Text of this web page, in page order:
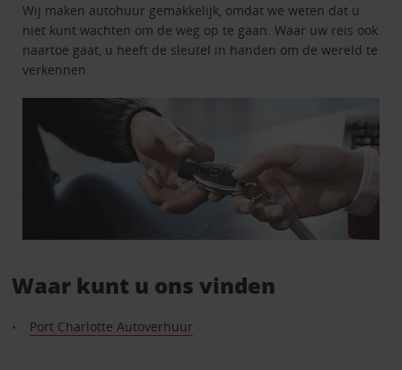
Wij maken autohuur gemakkelijk, omdat we weten dat u
niet kunt wachten om de weg op te gaan. Waar uw reis ook
naartoe gaat, u heeft de sleutel in handen om de wereld te
verkennen.
Waar kunt u ons vinden
Port Charlotte Autoverhuur